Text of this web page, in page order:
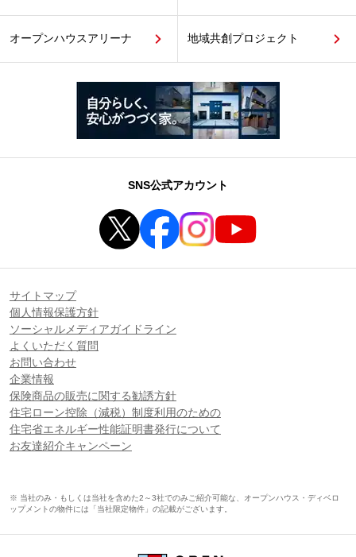
オープンハウスアリーナ 地域共創プロジェクト
SNS公式アカウント
サイトマップ
個人情報保護方針
ソーシャルメディアガイドライン
よくいただく質問
お問い合わせ
企業情報
保険商品の販売に関する勧誘方針
住宅ローン控除（減税）制度利用のための
住宅省エネルギー性能証明書発行について
お友達紹介キャンペーン
※ 当社のみ・もしくは当社を含めた2～3社でのみご紹介可能な、オープンハウス・ディベロ
ップメントの物件には「当社限定物件」の記載がございます。